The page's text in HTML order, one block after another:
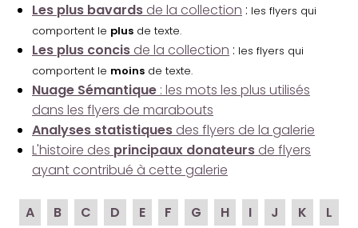
Les plus bavards de la collection : les flyers qui
comportent le plus de texte.
Les plus concis de la collection : les flyers qui
comportent le moins de texte.
Nuage Sémantique : les mots les plus utilisés
dans les flyers de marabouts
Analyses statistiques des flyers de la galerie
L'histoire des principaux donateurs de flyers
ayant contribué à cette galerie
A B C D E F G H I J K
L